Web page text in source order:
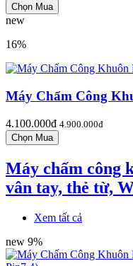
new
16%
Máy Chấm Công
4.100.000đ 4.900.000đ
Máy chấm công
vân tay, thẻ từ,
Xem tất cả
new 9%